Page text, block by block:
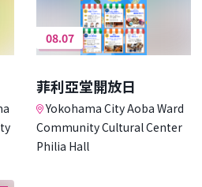
08.07
菲利亞堂開放日
Yokohama City Aoba Ward
Community Cultural Center
Philia Hall